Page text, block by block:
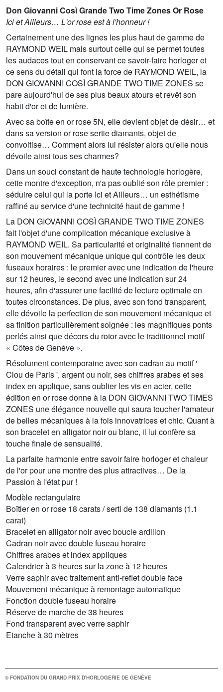
Don Giovanni Così Grande Two Time Zones Or Rose
Ici et Ailleurs… L'or rose est à l'honneur !
Certainement une des lignes les plus haut de gamme de
RAYMOND WEIL mais surtout celle qui se permet toutes
les audaces tout en conservant ce savoir-faire horloger et
ce sens du détail qui font la force de RAYMOND WEIL, la
DON GIOVANNI COSÌ GRANDE TWO TIME ZONES se
pare aujourd'hui de ses plus beaux atours et revêt son
habit d'or et de lumière.
Avec sa boîte en or rose 5N, elle devient objet de désir… et
dans sa version or rose sertie diamants, objet de
convoitise… Comment alors lui résister alors qu'elle nous
dévoile ainsi tous ses charmes?
Dans un souci constant de haute technologie horlogère,
cette montre d'exception, n'a pas oublié son rôle premier :
séduire celui qui la porte Ici et Ailleurs… un esthétisme
raffiné au service d'une technicité haut de gamme !
La DON GIOVANNI COSÌ GRANDE TWO TIME ZONES
fait l'objet d'une complication mécanique exclusive à
RAYMOND WEIL. Sa particularité et originalité tiennent de
son mouvement mécanique unique qui contrôle les deux
fuseaux horaires : le premier avec une indication de l'heure
sur 12 heures, le second avec une indication sur 24
heures, afin d'assurer une facilité de lecture optimale en
toutes circonstances. De plus, avec son fond transparent,
elle dévoile la perfection de son mouvement mécanique et
sa finition particulièrement soignée : les magnifiques ponts
perlés ainsi que décors du rotor avec le traditionnel motif
« Côtes de Genève ».
Résolument contemporaine avec son cadran au motif '
Clou de Paris ', argent ou noir, ses chiffres arabes et ses
index en applique, sans oublier les vis en acier, cette
édition en or rose donne à la DON GIOVANNI TWO TIMES
ZONES une élégance nouvelle qui saura toucher l'amateur
de belles mécaniques à la fois innovatrices et chic. Quant à
son bracelet en alligator noir ou blanc, il lui confère sa
touche finale de sensualité.
La parfaite harmonie entre savoir faire horloger et chaleur
de l'or pour une montre des plus attractives… De la
Passion à l'état pur !
Modèle rectangulaire
Boîtier en or rose 18 carats / serti de 138 diamants (1.1
carat)
Bracelet en alligator noir avec boucle ardillon
Cadran noir avec double fuseau horaire
Chiffres arabes et index appliques
Calendrier à 3 heures sur la zone à 12 heures
Verre saphir avec traitement anti-reflet double face
Mouvement mécanique à remontage automatique
Fonction double fuseau horaire
Réserve de marche de 38 heures
Fond transparent avec verre saphir
Etanche à 30 mètres
© FONDATION DU GRAND PRIX D'HORLOGERIE DE GENÈVE